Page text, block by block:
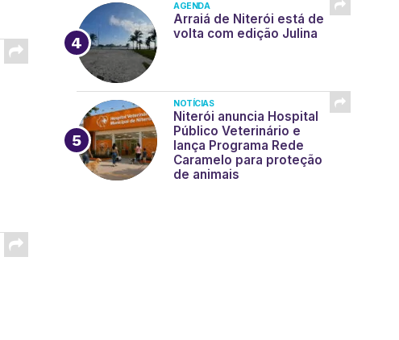
AGENDA
Arraiá de Niterói está de
volta com edição Julina
NOTÍCIAS
Niterói anuncia Hospital
Público Veterinário e
lança Programa Rede
Caramelo para proteção
de animais